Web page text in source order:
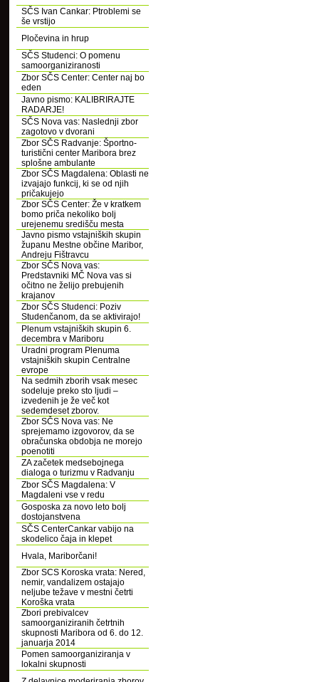
SČS Ivan Cankar: Ptroblemi se
še vrstijo
Pločevina in hrup
SČS Studenci: O pomenu
samoorganiziranosti
Zbor SČS Center: Center naj bo
eden
Javno pismo: KALIBRIRAJTE
RADARJE!
SČS Nova vas: Naslednji zbor
zagotovo v dvorani
Zbor SČS Radvanje: Športno-
turistični center Maribora brez
splošne ambulante
Zbor SČS Magdalena: Oblasti ne
izvajajo funkcij, ki se od njih
pričakujejo
Zbor SČS Center: Že v kratkem
bomo priča nekoliko bolj
urejenemu središču mesta
Javno pismo vstajniških skupin
županu Mestne občine Maribor,
Andreju Fištravcu
Zbor SČS Nova vas:
Predstavniki MČ Nova vas si
očitno ne želijo prebujenih
krajanov
Zbor SČS Studenci: Poziv
Studenčanom, da se aktivirajo!
Plenum vstajniških skupin 6.
decembra v Mariboru
Uradni program Plenuma
vstajniških skupin Centralne
evrope
Na sedmih zborih vsak mesec
sodeluje preko sto ljudi –
izvedenih je že več kot
sedemdeset zborov.
Zbor SČS Nova vas: Ne
sprejemamo izgovorov, da se
obračunska obdobja ne morejo
poenotiti
ZA začetek medsebojnega
dialoga o turizmu v Radvanju
Zbor SČS Magdalena: V
Magdaleni vse v redu
Gosposka za novo leto bolj
dostojanstvena
SČS CenterCankar vabijo na
skodelico čaja in klepet
Hvala, Mariborčani!
Zbor SCS Koroska vrata: Nered,
nemir, vandalizem ostajajo
neljube težave v mestni četrti
Koroška vrata
Zbori prebivalcev
samoorganiziranih četrtnih
skupnosti Maribora od 6. do 12.
januarja 2014
Pomen samoorganiziranja v
lokalni skupnosti